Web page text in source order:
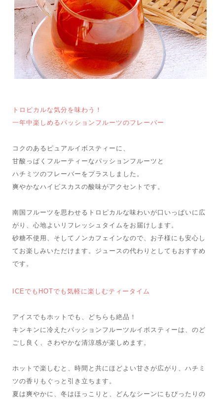
トロピカルな気分を味わう！
一年中楽しめるパッションフルーツのフレーバー
コクのあるピュアルイボスティーに、
甘酸っぱくフルーティーなパッションフルーツと
ハチミツのフレーバーをプラスしました。
爽やかなハイビスカスの酸味がアクセントです。
南国フルーツを思わせるトロピカルな味わいが口いっぱいに広
がり、心地よいリフレッシュタイムをお届けします。
砂糖不使用、そしてノンカフェインなので、お子様にも安心し
てお楽しみいただけます。ジュースの代わりとしてもおすすめ
です。
ICEでもHOTでも気軽に楽しむティータイム
アイスでもホットでも、どちらも絶品！
キンキンに冷えたパッションフルーツルイボスティーは、のど
ごし良く、さわやかな清涼感が楽しめます。
ホットで楽しむと、時間と共にほどよい甘さが広がり、ハチミ
ツの香りもぐっと引き立ちます。
夏は爽やかに、冬はほっこりと、どんなシーンにもぴったりの